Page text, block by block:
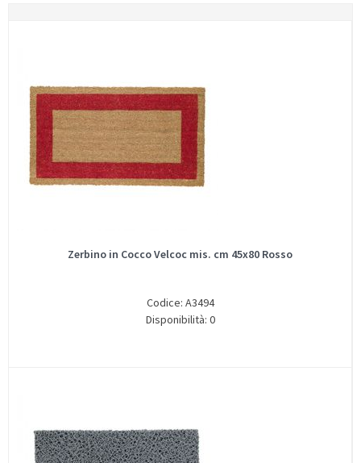
Zerbino in Cocco Velcoc mis. cm 45x80 Rosso
Codice: A3494
Disponibilità: 0